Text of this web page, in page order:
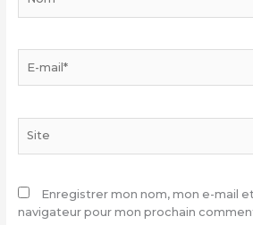
mail*
Enregistrer mon nom, mon e-mail
navigateur pour mon prochain